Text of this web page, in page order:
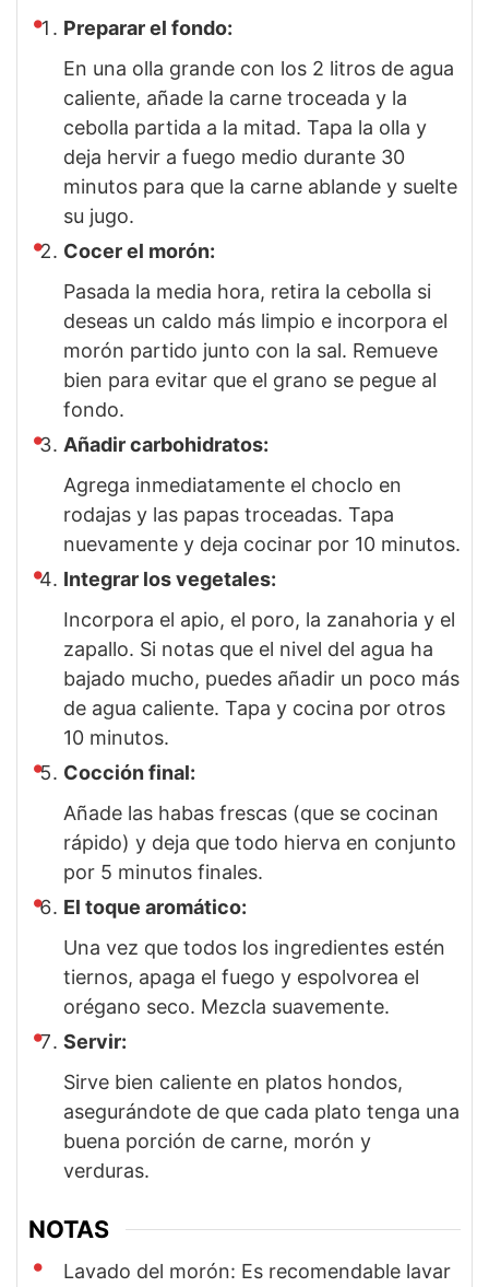
Preparar el fondo:
En una olla grande con los 2 litros de agua
caliente, añade la carne troceada y la
cebolla partida a la mitad. Tapa la olla y
deja hervir a fuego medio durante 30
minutos para que la carne ablande y suelte
su jugo.
Cocer el morón:
Pasada la media hora, retira la cebolla si
deseas un caldo más limpio e incorpora el
morón partido junto con la sal. Remueve
bien para evitar que el grano se pegue al
fondo.
Añadir carbohidratos:
Agrega inmediatamente el choclo en
rodajas y las papas troceadas. Tapa
nuevamente y deja cocinar por 10 minutos.
Integrar los vegetales:
Incorpora el apio, el poro, la zanahoria y el
zapallo. Si notas que el nivel del agua ha
bajado mucho, puedes añadir un poco más
de agua caliente. Tapa y cocina por otros
10 minutos.
Cocción final:
Añade las habas frescas (que se cocinan
rápido) y deja que todo hierva en conjunto
por 5 minutos finales.
El toque aromático:
Una vez que todos los ingredientes estén
tiernos, apaga el fuego y espolvorea el
orégano seco. Mezcla suavemente.
Servir:
Sirve bien caliente en platos hondos,
asegurándote de que cada plato tenga una
buena porción de carne, morón y
verduras.
NOTAS
Lavado del morón: Es recomendable lavar